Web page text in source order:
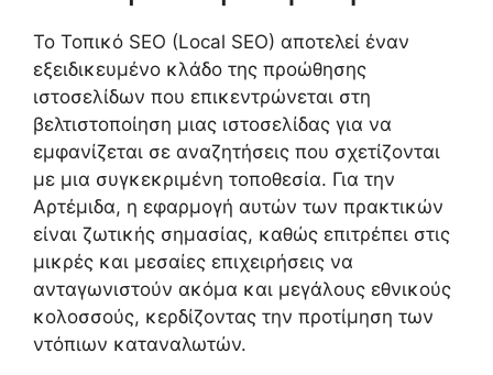
Το Τοπικό SEO (Local SEO) αποτελεί έναν
εξειδικευμένο κλάδο της προώθησης
ιστοσελίδων που επικεντρώνεται στη
βελτιστοποίηση μιας ιστοσελίδας για να
εμφανίζεται σε αναζητήσεις που σχετίζονται
με μια συγκεκριμένη τοποθεσία. Για την
Αρτέμιδα, η εφαρμογή αυτών των πρακτικών
είναι ζωτικής σημασίας, καθώς επιτρέπει στις
μικρές και μεσαίες επιχειρήσεις να
ανταγωνιστούν ακόμα και μεγάλους εθνικούς
κολοσσούς, κερδίζοντας την προτίμηση των
ντόπιων καταναλωτών.